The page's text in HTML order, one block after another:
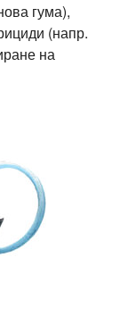
гума),
(напр.
на